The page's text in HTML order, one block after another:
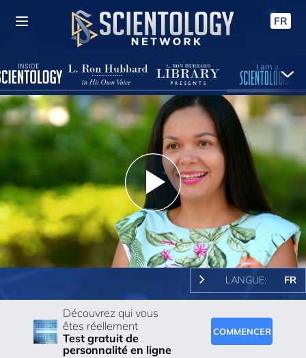
FR
Play
Video
LANGUE: FR
Découvrez qui vous
êtes réellement
Test gratuit de
personnalité en ligne
COMMENCER